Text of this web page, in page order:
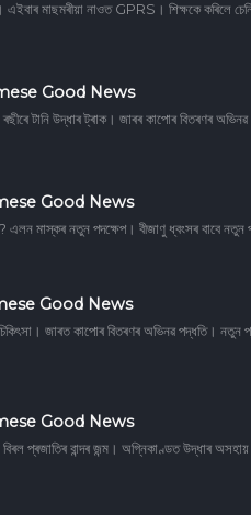
এইবাৰ মাছমৰীয়া নাওত GPRS। শিক্ষকে কৰিলে
Good News
টানি উদ্ধাৰ ট্ৰাক। জাৰৰ কাপোৰ বিতৰণৰ অভিনৱ
Good News
এলন মাস্কৰ নতুন পদক্ষেপ। বীজাণু ধ্বংসৰ বাবে নতুন
Good News
চিকিৎসা। জাৰত কাপোৰ বিতৰণৰ অভিনৱ পদ্ধতি। নতুন
Good News
প্ৰজাতিৰ বান্দৰ জন্ম। অগ্নিকাণ্ডত উদ্ধাৰ